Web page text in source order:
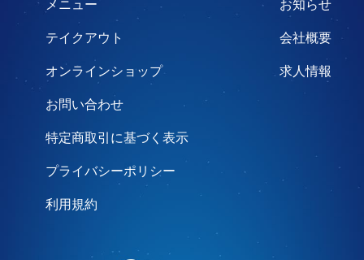
メニュー
テイクアウト
オンラインショップ
お知らせ
会社概要
求人情報
お問い合わせ
特定商取引に基づく表示
プライバシーポリシー
利用規約